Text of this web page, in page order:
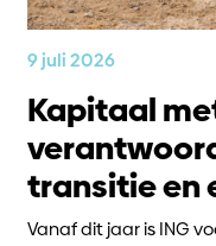
9 juli 2026
Kapitaal
transitie en
Vanaf dit jaar is ING